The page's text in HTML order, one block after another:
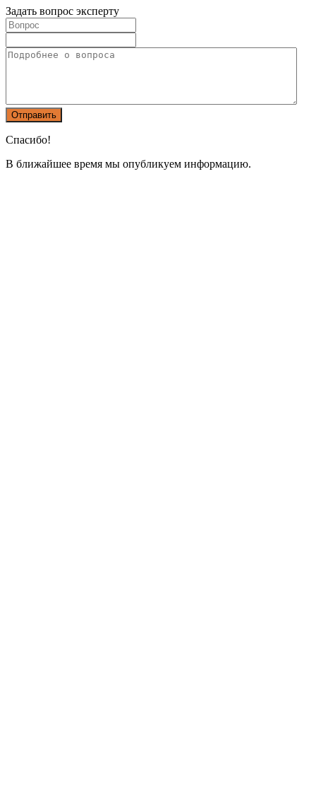
Задать вопрос эксперту
Спасибо!
В ближайшее время мы опубликуем информацию.